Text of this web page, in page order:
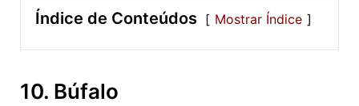
Índice de Conteúdos Mostrar Índice
10. Búfalo